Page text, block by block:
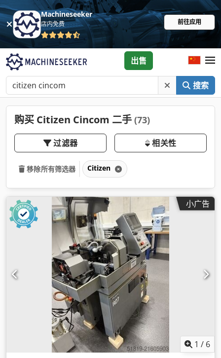
Machineseeker
店内免费 前往应用
搜索
出售
购买 Citizen Cincom 二手 (73)
过滤器 相关性
移除所有筛选器 Citizen
小广告
1 / 6